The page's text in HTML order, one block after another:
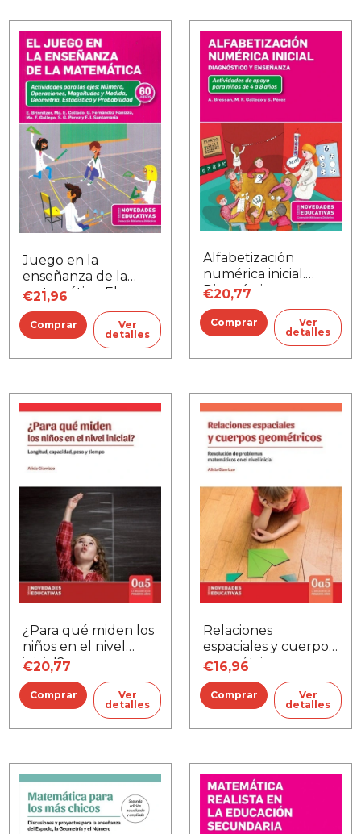
Juego en la
enseñanza de la
matemática, El
€21,96
Ver
detalles
Alfabetización
numérica inicial.
Diagnóstico y
enseñanza
€20,77
Ver
detalles
¿Para qué miden los
niños en el nivel
inicial?
€20,77
Ver
detalles
Relaciones
espaciales y cuerpos
geométricos
€16,96
Ver
detalles